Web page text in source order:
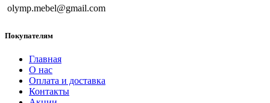
olymp.mebel@gmail.com
Покупателям
Главная
О нас
Оплата и доставка
Контакты